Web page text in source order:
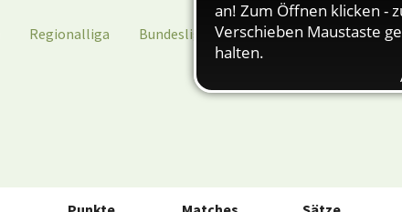
Regionalliga Bundesliga nuScore